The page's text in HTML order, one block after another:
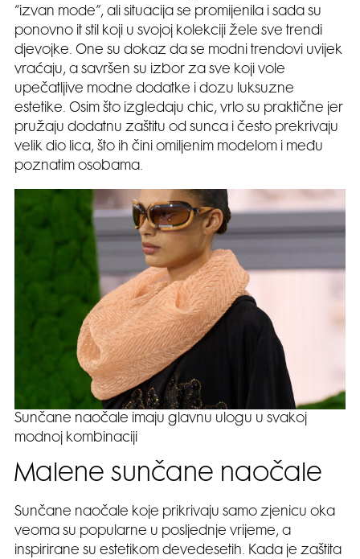
“izvan mode”, ali situacija se promijenila i sada su
ponovno it stil koji u svojoj kolekciji žele sve trendi
djevojke. One su dokaz da se modni trendovi uvijek
vraćaju, a savršen su izbor za sve koji vole
upečatljive modne dodatke i dozu luksuzne
estetike. Osim što izgledaju chic, vrlo su praktične jer
pružaju dodatnu zaštitu od sunca i često prekrivaju
velik dio lica, što ih čini omiljenim modelom i među
poznatim osobama.
Sunčane naočale imaju glavnu ulogu u svakoj
modnoj kombinaciji
Malene sunčane naočale
Sunčane naočale koje prikrivaju samo zjenicu oka
veoma su popularne u posljednje vrijeme, a
inspirirane su estetikom devedesetih. Kada je zaštita